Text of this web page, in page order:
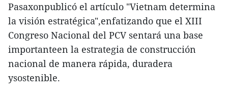
Pasaxonpublicó el artículo "Vietnam determina
la visión estratégica",enfatizando que el XIII
Congreso Nacional del PCV sentará una base
importanteen la estrategia de construcción
nacional de manera rápida, duradera
ysostenible.